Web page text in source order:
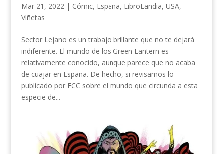
Mar 21, 2022| Cómic, España, LibroLandia, USA,
Viñetas
Sector Lejano es un trabajo brillante que no te dejará
indiferente. El mundo de los Green Lantern es
relativamente conocido, aunque parece que no acaba
de cuajar en España. De hecho, si revisamos lo
publicado por ECC sobre el mundo que circunda a esta
especie de...